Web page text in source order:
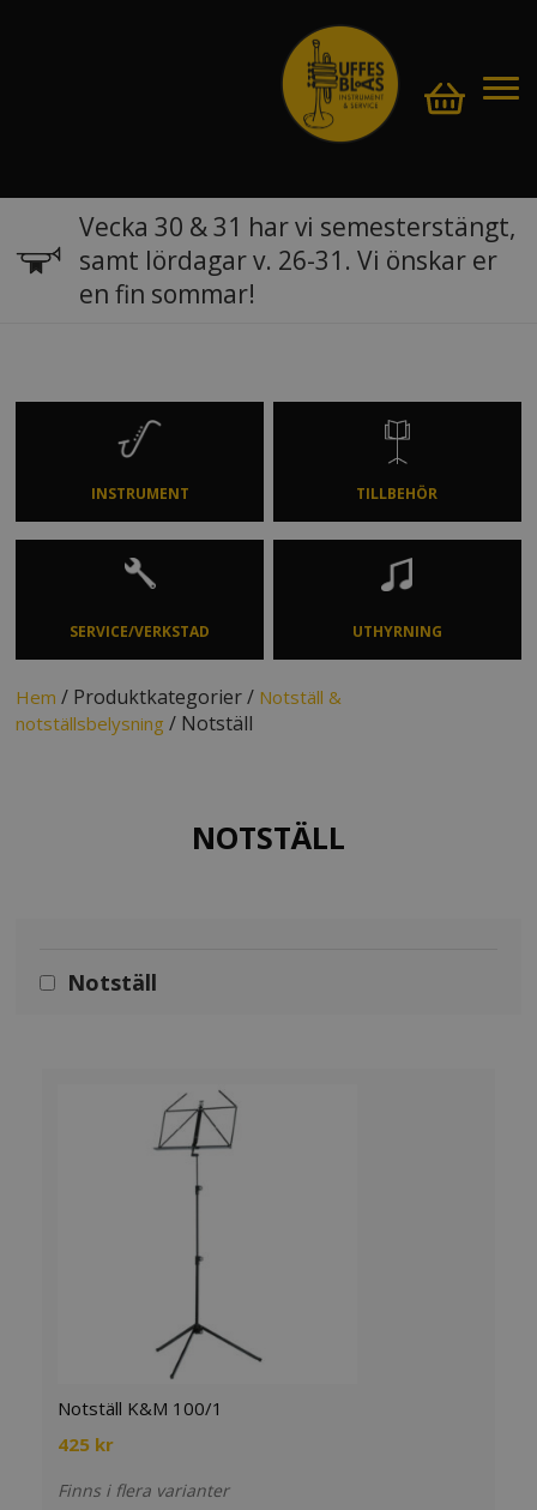
Vecka 30 & 31 har vi semesterstängt,
samt lördagar v. 26-31. Vi önskar er
en fin sommar!
INSTRUMENT TILLBEHÖR
SERVICE/VERKSTAD UTHYRNING
Hem / Produktkategorier / Notställ &
notställsbelysning / Notställ
NOTSTÄLL
Notställ
Notställ K&M 100/1
425 kr
Finns i flera varianter